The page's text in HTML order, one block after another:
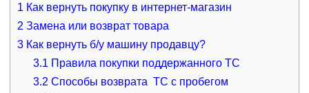
1 Как вернуть покупку в интернет-магазин
2 Замена или возврат товара
3Как вернуть б/у машину продавцу?
3.1 Правила покупки поддержанного ТС
3.2 Способы возврата ТС с пробегом